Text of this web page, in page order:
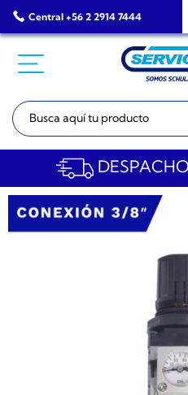
Saltar
al
Central +56 2 2914 7444
Buscar: